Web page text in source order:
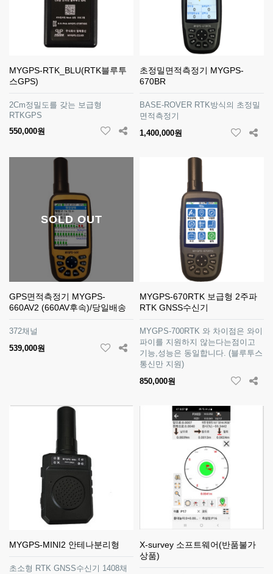
MYGPS-RTK_BLU(RTK블루투
스GPS)
2Cm정밀도를 갖는 보급형
RTKGPS
550,000원
초정밀면적측정기 MYGPS-
670BR
BASE-ROVER RTK방식의 초정밀
면적측정기
1,400,000원
SOLD OUT
GPS면적측정기 MYGPS-
660AV2 (660AV후속)/당일배송
372채널
539,000원
MYGPS-670RTK 보급형 2주파
RTK GNSS수신기
MYGPS-700RTK 와 차이점은 와이
파이를 지원하지 않는다는점이고
기능,성능은 동일합니다. (블루투스
통신만 지원)
850,000원
MYGPS-MINI2 안테나분리형
초소형 RTK GNSS수신기 1408채
X-survey 소프트웨어(반품불가
상품)